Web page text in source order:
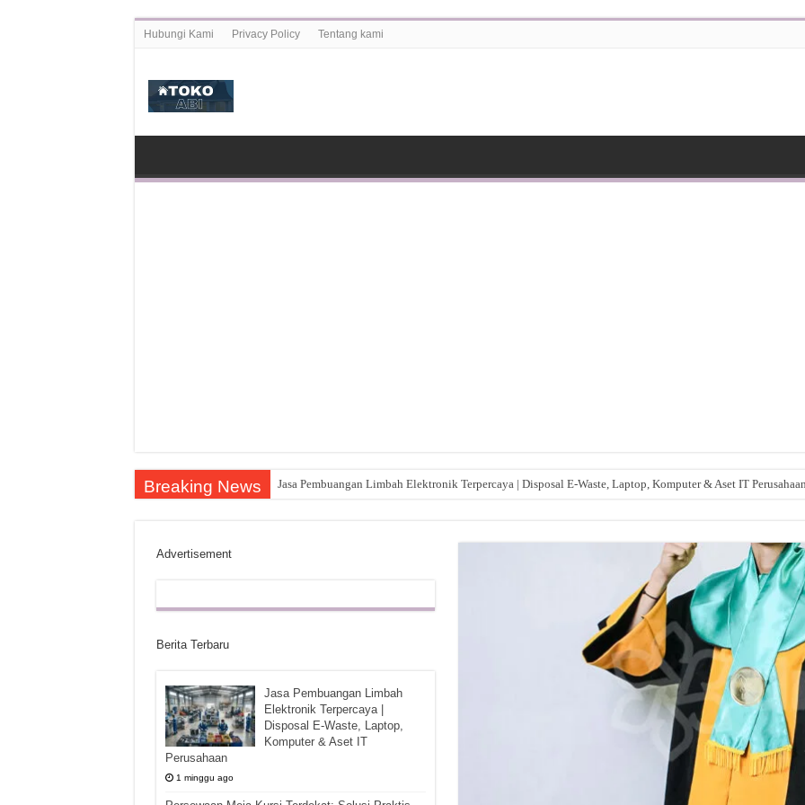
Hubungi Kami Privacy Policy Tentang kami
Breaking News Jasa Pembuangan Limbah Elektronik Terpercaya | Disposal E-Waste, Laptop, Komputer & Aset IT
Advertisement
Berita Terbaru
Jasa Pembuangan Limbah
Elektronik Terpercaya |
Disposal E-Waste, Laptop,
Komputer & Aset IT
Perusahaan
1 minggu ago